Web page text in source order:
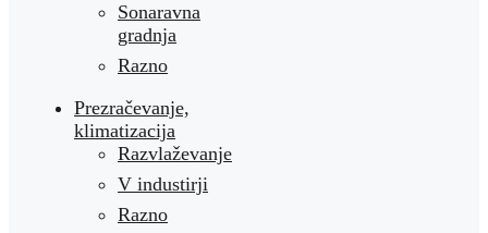
Sonaravna
gradnja
Razno
Prezračevanje,
klimatizacija
Razvlaževanje
V industirji
Razno